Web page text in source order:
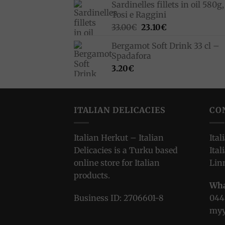
Sardinelles fillets in oil 580g,
Tosi e Raggini
33.00€ Original
was:
33.00€.
23.10€Current
is:
Bergamot Soft Drink 33 cl –
Spadafora
3.20€
ITALIAN DELICACIES
Italian Herkut – Italian
Delicacies is a Turku based
online store for Italian
products.
Business ID: 2706601-8
044